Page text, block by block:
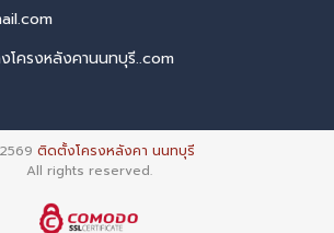
ครงหลังคานนทบุรี..com
ติดตั้งโครงหลังคา นนทบุรี
All rights reserved.